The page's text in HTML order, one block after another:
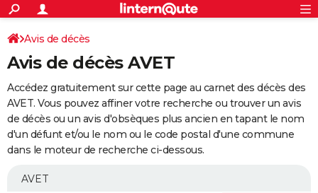
ACTUALITÉS
Politique
Société
Faits Divers
Education
Monde
Villes
+
SPORT
Coupe du monde 2026
Football
Tennis
Cyclisme
Rugby
Forum
Programme TV
TNT
Streaming
Cinéma
Sorties cinéma
Musique
+
FINANCE
Retraite
Impôts
Epargne
Immobilier
Risques naturels par ville
Banque
Assurance
Crédit
AUTO
Essais
Réserver un essai
Citadines
Berlines
SUV
Forum auto
+
Mobiles
Meilleur smartphone
Internet
Ordinateurs
Jeux vidéo
Guide high-tech
Avis de décès
Avis de décès AVET
Accédez gratuitement sur cette page au carnet des décès des
AVET. Vous pouvez affiner votre recherche ou trouver un avis
de décès ou un avis d'obsèques plus ancien en tapant le nom
d'un défunt et/ou le nom ou le code postal d'une commune
dans le moteur de recherche ci-dessous.